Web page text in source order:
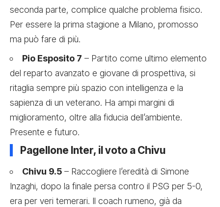
seconda parte, complice qualche problema fisico.
Per essere la prima stagione a Milano, promosso
ma può fare di più.
Pio Esposito 7 – Partito come ultimo elemento
del reparto avanzato e giovane di prospettiva, si
ritaglia sempre più spazio con intelligenza e la
sapienza di un veterano. Ha ampi margini di
miglioramento, oltre alla fiducia dell’ambiente.
Presente e futuro.
Pagellone Inter, il voto a Chivu
Chivu 9.5 – Raccogliere l’eredità di Simone
Inzaghi, dopo la finale persa contro il PSG per 5-0,
era per veri temerari. Il coach rumeno, già da